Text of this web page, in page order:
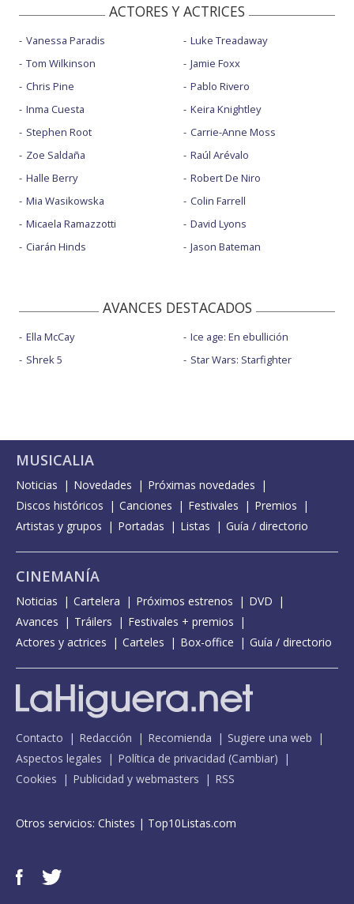
ACTORES Y ACTRICES
Vanessa Paradis
Tom Wilkinson
Chris Pine
Inma Cuesta
Stephen Root
Zoe Saldaña
Halle Berry
Mia Wasikowska
Micaela Ramazzotti
Ciarán Hinds
Luke Treadaway
Jamie Foxx
Pablo Rivero
Keira Knightley
Carrie-Anne Moss
Raúl Arévalo
Robert De Niro
Colin Farrell
David Lyons
Jason Bateman
AVANCES DESTACADOS
Ella McCay
Shrek 5
Ice age: En ebullición
Star Wars: Starfighter
MUSICALIA
Noticias Novedades
Próximas novedades
Discos históricos
Canciones Festivales
Premios
Artistas y grupos
Portadas Listas Guía / directorio
CINEMANÍA
Noticias Cartelera Próximos estrenos
DVD
Avances
Tráilers
Festivales + premios
Actores y actrices
Carteles Box-office Guía / directorio
Contacto Redacción Recomienda
Sugiere una web
Aspectos legales
Política de privacidad (Cambiar)
Cookies
Publicidad y webmasters RSS
Otros servicios: Chistes | Top10Listas.com